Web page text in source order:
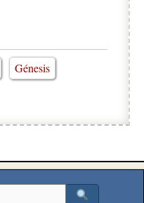
Génesis